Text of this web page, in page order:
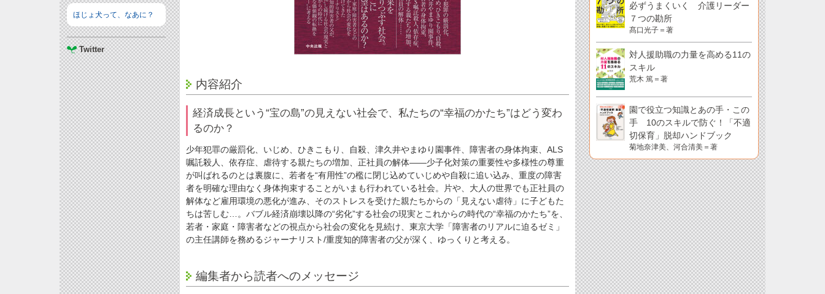
ほじょ犬って、なあに？
Twitter
内容紹介
経済成長という“宝の島”の見えない社会で、私たちの“幸福のかたち”はどう変わ
るのか？
少年犯罪の厳罰化、いじめ、ひきこもり、自殺、津久井やまゆり園事件、障害者の身体拘束、ALS
嘱託殺人、依存症、虐待する親たちの増加、正社員の解体――少子化対策の重要性や多様性の尊重
が叫ばれるのとは裏腹に、若者を“有用性”の檻に閉じ込めていじめや自殺に追い込み、重度の障害
者を明確な理由なく身体拘束することがいまも行われている社会。片や、大人の世界でも正社員の
解体など雇用環境の悪化が進み、そのストレスを受けた親たちからの「見えない虐待」に子どもた
ちは苦しむ…。バブル経済崩壊以降の“劣化”する社会の現実とこれからの時代の“幸福のかたち”を、
若者・家庭・障害者などの視点から社会の変化を見続け、東京大学「障害者のリアルに迫るゼミ」
の主任講師を務めるジャーナリスト/重度知的障害者の父が深く、ゆっくりと考える。
編集者から読者へのメッセージ
必ずうまくいく 介護リーダー
７つの勘所
髙口光子＝著
対人援助職の力量を高める11の
スキル
荒木 篤＝著
園で役立つ知識とあの手・この
手 10のスキルで防ぐ！「不適
切保育」脱却ハンドブック
菊地奈津美、河合清美＝著